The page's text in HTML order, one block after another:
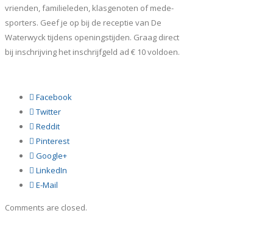
vrienden, familieleden, klasgenoten of mede-
sporters. Geef je op bij de receptie van De
Waterwyck tijdens openingstijden. Graag direct
bij inschrijving het inschrijfgeld ad € 10 voldoen.
Facebook
Twitter
Reddit
Pinterest
Google+
LinkedIn
E-Mail
Comments are closed.